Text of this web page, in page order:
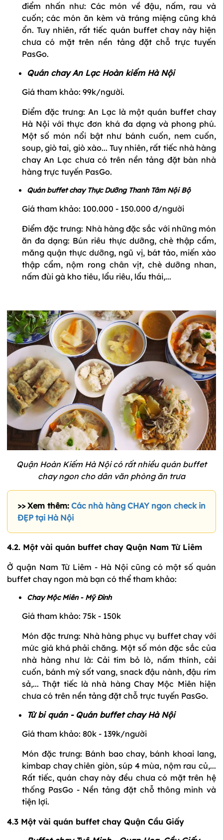
điểm nhấn như: Các món về đậu, nấm, rau và
cuốn; các món ăn kèm và tráng miệng cũng khá
ổn. Tuy nhiên, rất tiếc quán buffet chay này hiện
chưa có mặt trên nền tảng đặt chỗ trực tuyến
PasGo.
Quán chay An Lạc Hoàn kiếm Hà Nội
Giá tham khảo: 99k/người.
Điểm đặc trưng: An Lạc là một quán buffet chay
Hà Nội với thực đơn khá đa dạng và phong phú.
Một số món nổi bật như bánh cuốn, nem cuốn,
soup, giò tai, giò xào... Tuy nhiên, rất tiếc nhà hàng
chay An Lạc chưa có trên nền tảng đặt bàn nhà
hàng trực tuyến PasGo.
Quán buffet chay Thực Dưỡng Thanh Tâm Nội Bộ
Giá tham khảo: 100.000 - 150.000 đ/người
Điểm đặc trưng: Nhà hàng đặc sắc với những món
ăn đa dạng: Bún riêu thực dưỡng, chè thập cẩm,
măng quận thực dưỡng, ngũ vị, bát tảo, miến xào
thập cẩm, nộm rong chân vịt, chè dưỡng nhan,
nấm đùi gà kho tiêu, lẩu riêu, lẩu thái,...
Quận Hoàn Kiếm Hà Nội có rất nhiều quán buffet
chay ngon cho dân văn phòng ăn trưa
>> Xem thêm: Các nhà hàng CHAY ngon check in
ĐẸP tại Hà Nội
4.2. Một vài quán buffet chay Quận Nam Từ Liêm
Ở quận Nam Từ Liêm - Hà Nội cũng có một số quán
buffet chay ngon mà bạn có thể tham khảo:
Chay Mộc Miên - Mỹ Đình
Giá tham khảo: 75k - 150k
Món đặc trưng: Nhà hàng phục vụ buffet chay với
mức giá khá phải chăng. Một số món đặc sắc của
nhà hàng như là: Cải tím bỏ lò, nấm thính, cải
cuốn, bánh mỳ sốt vang, snack đậu nành, đậu rim
sả,... Thật tiếc là nhà hàng Chay Mộc Miên hiện
chưa có trên nền tảng đặt chỗ trực tuyến PasGo.
Từ bi quán - Quán buffet chay Hà Nội
Giá tham khảo: 80k - 139k/người
Món đặc trưng: Bánh bao chay, bánh khoai lang,
kimbap chay chiên giòn, súp 4 mùa, nộm rau củ,...
Rất tiếc, quán chay này đều chưa có mặt trên hệ
thống PasGo - Nền tảng đặt chỗ thông minh và
tiện lợi.
4.3 Một vài quán buffet chay Quận Cầu Giấy